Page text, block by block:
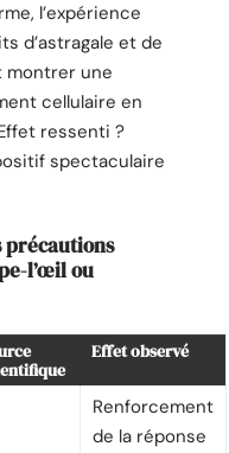
l’expérience
d’astragale et de
montrer une
cellulaire en
ressenti ?
spectaculaire
précautions
l’œil ou
Effet observé
Renforcement
de la réponse